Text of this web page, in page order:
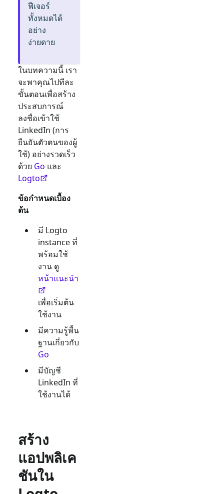
ฟีเจอร์
ทั้งหมดได้
อย่าง
ง่ายดาย
ในบทความนี้ เรา
จะพาคุณไปทีละ
ขั้นตอนเพื่อสร้าง
ประสบการณ์
ลงชื่อเข้าใช้
LinkedIn (การ
ยืนยันตัวตนของผู้
ใช้) อย่างรวดเร็ว
ด้วย Go และ
Logto
ข้อกำหนดเบื้อง
ต้น
มี Logto
instance ที่
พร้อมใช้
งาน ดู
หน้าแนะนำ
เพื่อเริ่มต้น
ใช้งาน
มีความรู้พื้น
ฐานเกี่ยวกับ
Go
มีบัญชี
LinkedIn ที่
ใช้งานได้
สร้าง
แอปพลิเค
ชันใน